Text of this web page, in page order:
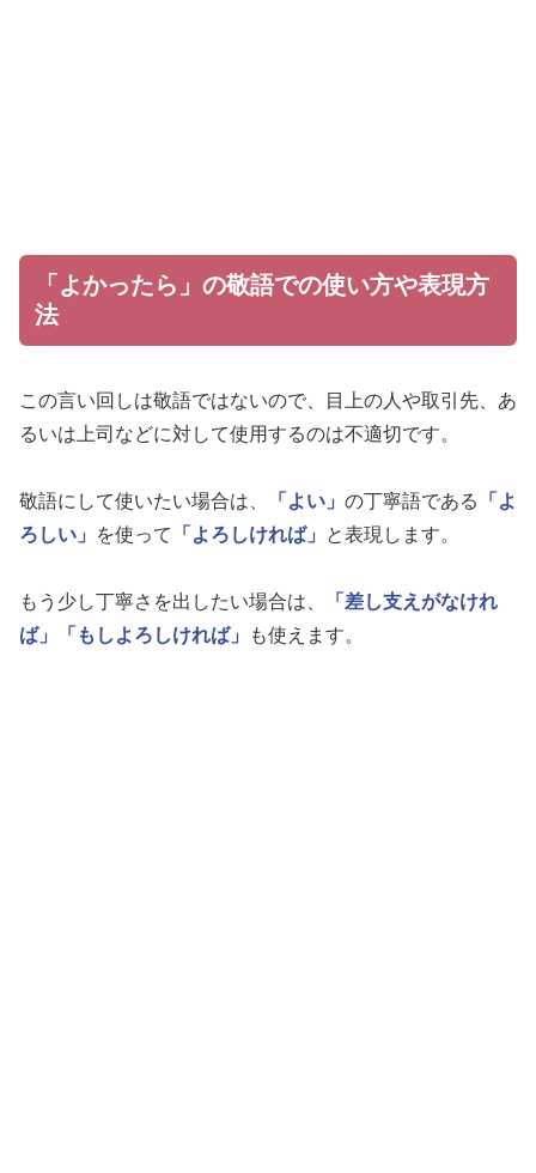
「よかったら」の敬語での使い方や表現方
法
この言い回しは敬語ではないので、目上の人や取引先、あ
るいは上司などに対して使用するのは不適切です。
敬語にして使いたい場合は、 「よい」 の丁寧語である
「よ
ろしい」
を使って 「よろしければ」 と表現します。
もう少し丁寧さを出したい場合は、
「差し支えがなけれ
ば」
「もしよろしければ」 も使えます。